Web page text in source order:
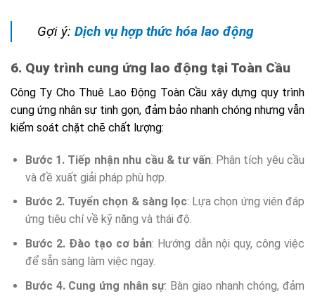
Gợi ý: Dịch vụ hợp thức hóa lao động
6. Quy trình cung ứng lao động tại Toàn Cầu
Công Ty Cho Thuê Lao Động Toàn Cầu xây dựng quy trình
cung ứng nhân sự tinh gọn, đảm bảo nhanh chóng nhưng vẫn
kiểm soát chặt chẽ chất lượng:
Bước 1. Tiếp nhận nhu cầu & tư vấn: Phân tích yêu cầu
và đề xuất giải pháp phù hợp.
Bước 2. Tuyển chọn & sàng lọc: Lựa chọn ứng viên đáp
ứng tiêu chí về kỹ năng và thái độ.
Bước 2. Đào tạo cơ bản: Hướng dẫn nội quy, công việc
để sẵn sàng làm việc ngay.
Bước 4. Cung ứng nhân sự: Bàn giao nhanh chóng, đảm